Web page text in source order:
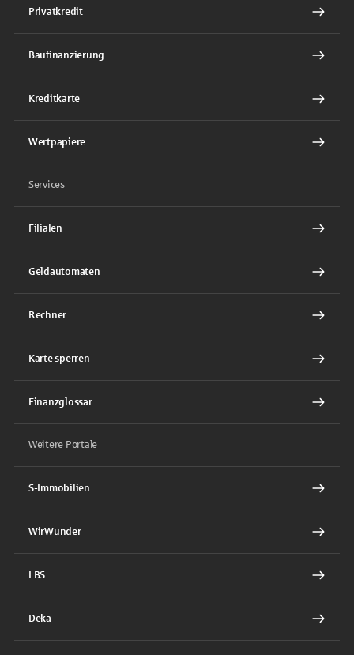
Privatkredit
Baufinanzierung
Kreditkarte
Wertpapiere
Services
Filialen
Geldautomaten
Rechner
Karte sperren
Finanzglossar
Weitere Portale
S-Immobilien
WirWunder
LBS
Deka